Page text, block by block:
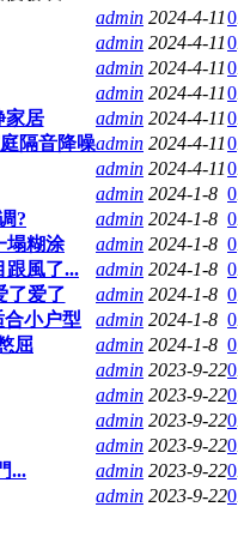
admin 2024-4-110
admin 2024-4-110
admin 2024-4-110
admin 2024-4-110
家居
admin 2024-4-110
隔音降噪admin 2024-4-110
admin 2024-4-110
admin 2024-1-8 0
?
admin 2024-1-8 0
塌糊涂
admin 2024-1-8 0
跟風了...
admin 2024-1-8 0
了爱了
admin 2024-1-8 0
小户型
admin 2024-1-8 0
屈
admin 2024-1-8 0
admin 2023-9-220
admin 2023-9-220
admin 2023-9-220
admin 2023-9-220
...
admin 2023-9-220
admin 2023-9-220